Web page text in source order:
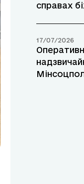
справах
17/07/2026